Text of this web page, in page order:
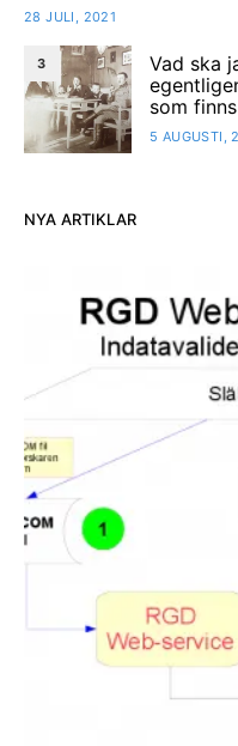
28 JULI, 2021
3
Vad ska
som finns
5 AUGUSTI,
NYA ARTIKLAR